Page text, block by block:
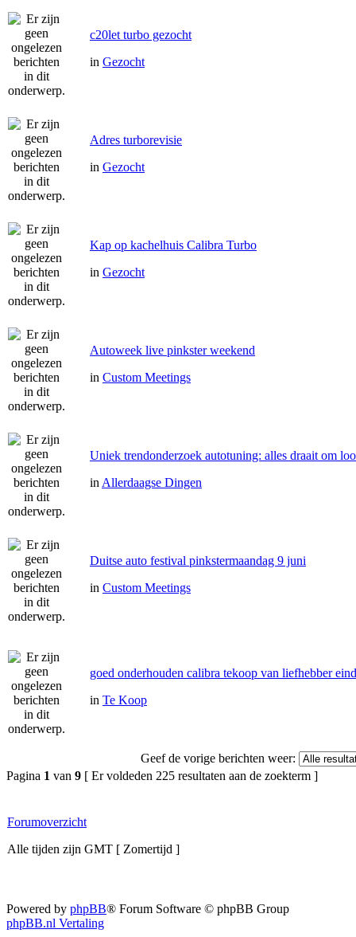
c20let turbo gezocht
in Gezocht
Adres turborevisie
in Gezocht
Kap op kachelhuis Calibra Turbo
in Gezocht
Autoweek live pinkster weekend
in Custom Meetings
Uniek trendonderzoek autotuning: alles draait om
in Allerdaagse Dingen
Duitse auto festival pinkstermaandag 9 juni
in Custom Meetings
goed onderhouden calibra tekoop van liefhebber
in Te Koop
Geef de vorige berichten weer:
Pagina 1 van 9 [ Er voldeden 225 resultaten aan de zoekterm ]
Forumoverzicht
Alle tijden zijn GMT [ Zomertijd ]
Powered by phpBB® Forum Software © phpBB Group
phpBB.nl Vertaling